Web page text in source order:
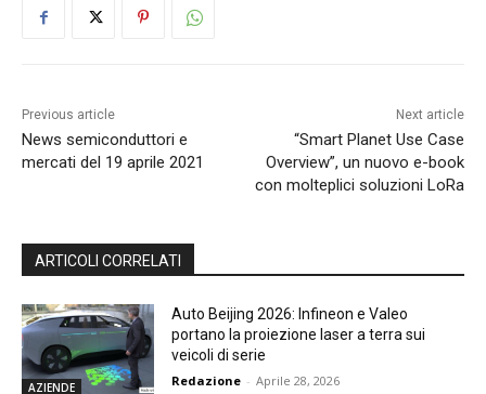
Previous article
News semiconduttori e
mercati del 19 aprile 2021
Next article
“Smart Planet Use Case
Overview”, un nuovo e-book
con molteplici soluzioni LoRa
ARTICOLI CORRELATI
AZIENDE
Auto Beijing 2026: Infineon e Valeo
portano la proiezione laser a terra sui
veicoli di serie
Redazione - Aprile 28, 2026